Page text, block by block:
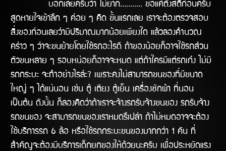
บอกเลยครับว่า ไม่ยาก........... ขอแค่ตั้งสติก่อนครับ
สูดหายใจเข้าลึก ๆ ค่อย ๆ คิด ขั้นแรกเลย เราจะต้องตรวจสอบ
สิ่งของก่อนเลยว่ามีปริมาณมากน้อยเพียงใด แล้วลองคำนวณ
คร่าว ๆ ว่าจะขนย้ายโดยใช้รถอะไรดี ถ้าของน้อยก็อาจใช้รถส่วน
ตัวขนหลาย ๆ รอบหน่อยก็อาจจะหมด แต่ถ้าใครมีแต่รถเก๋ง ไม่มี
รถกระบะ จะทำอย่างไรล่ะ? เพราะคงไม่สามารถขนของที่มีขนาด
ใหญ่ ๆ ได้แน่นอน เช่น ตู้ เตียง ตู้เย็น เครื่องซักผ้า ที่นอน
เป็นต้น ดังนั้น ก็ลองคิดว่าถ้าเราจะจ้างรถรับจ้างขนของ รถรับจ้าง
รถขนของ จะสามารถขนของเราหมดรึเปล่า ถ้าไม่หมดอาจจะต้อง
ใช้บริการรถ 6 ล้อ หรือใช้รถกระบะขนของมากกว่า 1 คัน ที่
สำคัญจะต้องมีบริการเด็กยกของให้ด้วยนะครับ เพื่อประหยัดแรง